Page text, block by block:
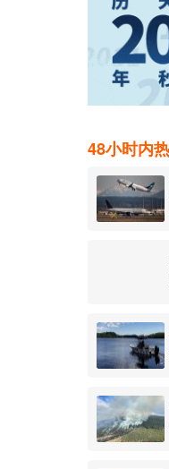
48小时内